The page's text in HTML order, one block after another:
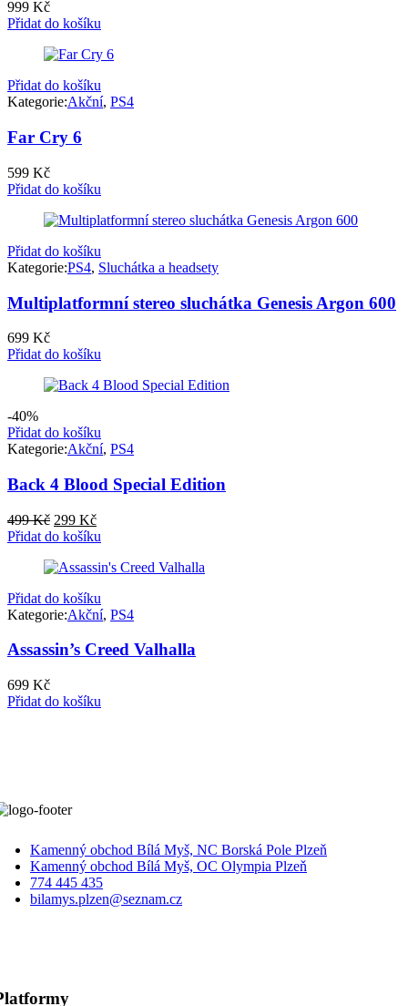
999 Kč
Přidat do košíku
Přidat do košíku
Kategorie:Akční, PS4
Far Cry 6
599 Kč
Přidat do košíku
Přidat do košíku
Kategorie:PS4, Sluchátka a headsety
Multiplatformní stereo sluchátka Genesis Argon 600
699 Kč
Přidat do košíku
-40%
Přidat do košíku
Kategorie:Akční, PS4
Back 4 Blood Special Edition
499Kč Původní
cena
499 Kč.
299 KčAktuální
cena
299 Kč.
Přidat do košíku
Přidat do košíku
Kategorie:Akční, PS4
Assassin’s Creed Valhalla
699 Kč
Přidat do košíku
Kamenný obchod Bílá Myš, NC Borská Pole Plzeň
Kamenný obchod Bílá Myš, OC Olympia Plzeň
774 445 435
bilamys.plzen@seznam.cz